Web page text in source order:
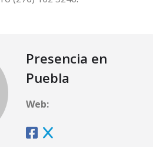
Presencia en
Puebla
Web: